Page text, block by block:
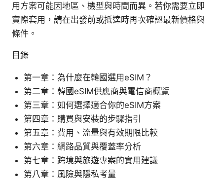
用方案可能因地區、機型與時間而異。若你需要立即
實際套用，請在出發前或抵達時再次確認最新價格與
條件。
目錄
第一章：為什麼在韓國選用eSIM？
第二章：韓國eSIM供應商與電信商概覽
第三章：如何選擇適合你的eSIM方案
第四章：購買與安裝的步驟指引
第五章：費用、流量與有效期限比較
第六章：網路品質與覆蓋率分析
第七章：跨境與旅遊專案的實用建議
第八章：風險與隱私考量